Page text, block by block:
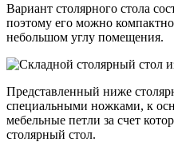
Вариант столярного стола
поэтому его можно
небольшом углу помещения.
Представленный ниже
специальными ножками, к
мебельные петли за счет
столярный стол.